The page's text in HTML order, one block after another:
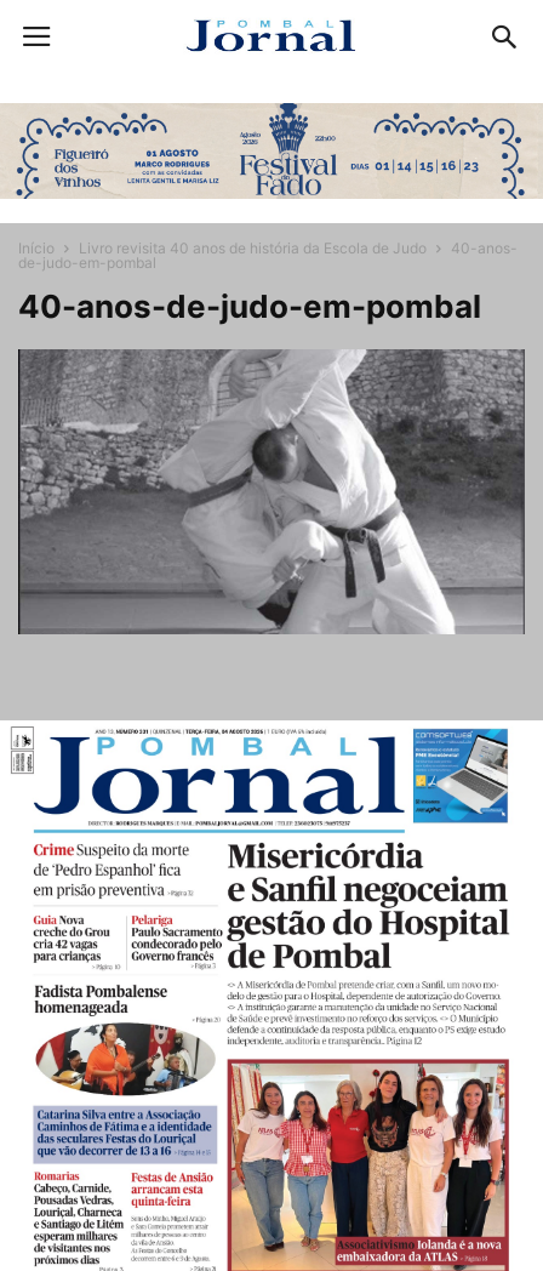
Início Livro revisita 40 anos de história da Escola de Judo
40-anos-
de-judo-em-pombal
40-anos-de-judo-em-pombal